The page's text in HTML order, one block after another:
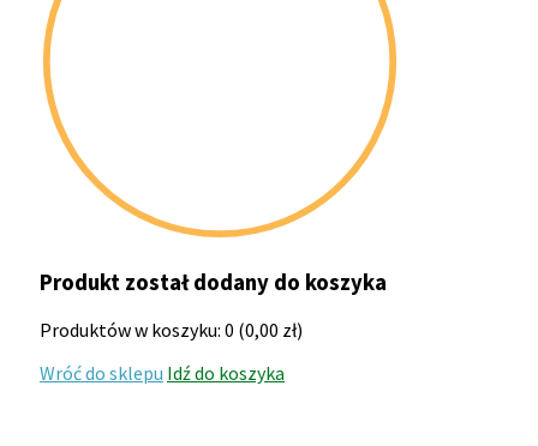
Produkt został dodany do koszyka
Produktów w koszyku: 0 (0,00 zł)
Wróć do sklepu Idź do koszyka